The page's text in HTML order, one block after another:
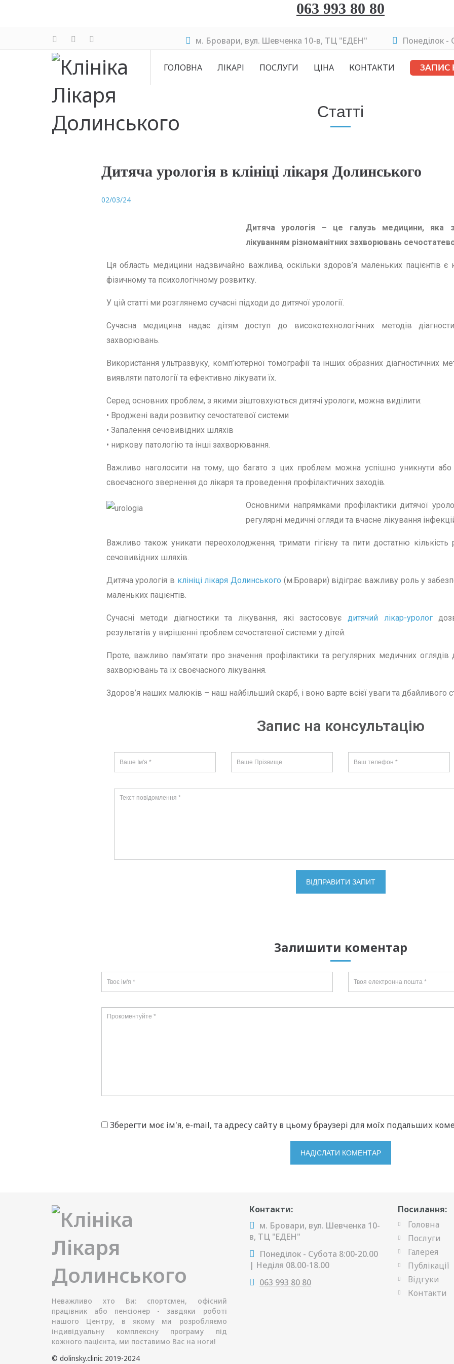
063 993 80 80
м. Бровари, вул. Шевченка 10-в, ТЦ "ЕДЕН" Понеділок -
ГОЛОВНА ЛІКАРІ ПОСЛУГИ ЦІНА КОНТАКТИ ЗАПИС
Статті
Дитяча урологія в клініці лікаря Долинського
02/03/24
Дитяча урологія – це галузь медицини, яка
лікуванням різноманітних захворювань
Ця область медицини надзвичайно важлива, оскільки здоров’я маленьких пацієнтів
фізичному та психологічному розвитку.
У цій статті ми розглянемо сучасні підходи до дитячої урології.
Сучасна медицина надає дітям доступ до високотехнологічних методів
захворювань.
Використання ультразвуку, комп’ютерної томографії та інших образних діагностичних
виявляти патології та ефективно лікувати їх.
Серед основних проблем, з якими зіштовхуються дитячі урологи, можна виділити:
• Вроджені вади розвитку сечостатевої системи
• Запалення сечовивідних шляхів
• ниркову патологію та інші захворювання.
Важливо наголосити на тому, що багато з цих проблем можна успішно уникнути
своєчасного звернення до лікаря та проведення профілактичних заходів.
Основними напрямками профілактики дитячої
регулярні медичні огляди та вчасне лікування
Важливо також уникати переохолодження, тримати гігієну та пити достатню кількість
сечовивідних шляхів.
Дитяча урологія в клініці лікаря Долинського (м.Бровари) відіграє важливу роль у
маленьких пацієнтів.
Сучасні методи діагностики та лікування, які застосовує дитячий лікар-уролог
результатів у вирішенні проблем сечостатевої системи у дітей.
Проте, важливо пам’ятати про значення профілактики та регулярних медичних
захворювань та їх своєчасного лікування.
Здоров’я наших малюків – наш найбільший скарб, і воно варте всієї уваги та дбайливого
Запис на консультацію
Залишити коментар
Зберегти моє ім'я, e-mail, та адресу сайту в цьому браузері для моїх подальших
Неважливо хто Ви: спортсмен, офісний
працівник або пенсіонер - завдяки роботі
нашого Центру, в якому ми розробляємо
індивідуальну комплексну програму під
кожного пацієнта, ми поставимо Вас на ноги!
© dolinsky.clinic 2019-2024
Контакти:
м. Бровари, вул. Шевченка 10-
в, ТЦ "ЕДЕН"
Понеділок - Субота 8:00-20.00
| Неділя 08.00-18.00
063 993 80 80
Посилання:
Головна
Послуги
Галерея
Публікації
Відгуки
Контакти